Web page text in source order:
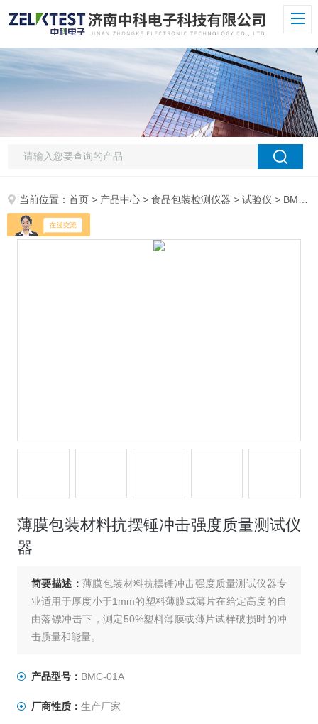
当前位置：首页 > 产品中心 >食品包装检测仪器 >试验仪 > BMC-01A薄膜包装材料抗摆锤冲击强度质量测试仪器
薄膜包装材料抗摆锤冲击强度质量测试仪
器
简要描述：薄膜包装材料抗摆锤冲击强度质量测试仪器专
业适用于厚度小于1mm的塑料薄膜或薄片在给定高度的自
由落镖冲击下，测定50%塑料薄膜或薄片试样破损时的冲
击质量和能量。
产品型号： BMC-01A
厂商性质： 生产厂家